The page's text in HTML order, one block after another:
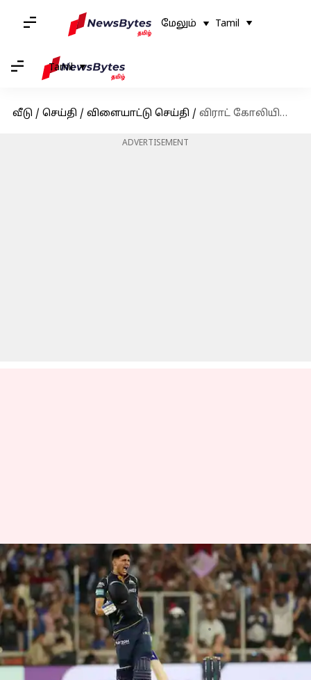
மேலும் Tamil
Tamil
வீடு / செய்தி / விளையாட்டு செய்தி / விராட் கோலியின் சாதனையை சமன் செய்தார் ஷுப்மன் கில்!
ADVERTISEMENT
விராட் கோலியின்
சாதனையை சமன்
செய்தார் ஷுப்மன் கில்!
எழுதியவர் Sekar Chinnappan May 29, 2023 09:36 pm
செய்தி முன்னோட்டம்